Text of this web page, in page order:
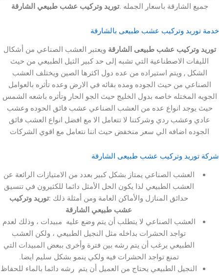
باسعار الجمله . توريد وتركيب عشب طبيعي الشارقة
وتركيب عشب طبيعى بالشارقة
عشب طبيعى الشارقةويعتبر العشب الصناعي من أشكال
الاصطناعية التي تشبه إلى حد كبير الثيل الطبيعي من حيث
, ويتم استيراده من عده دول اكثرها الصين ويختلف العشب
من حيث الجوده ومده بقائه في الارض وعده تأثره بالعوامل
خاصه بدول الخليج حيث الجو الحار وتأثره باشعه الشمس
انواع عده من العشب الصناعي عشب فائق الحوده وعشب
ردي وشركتنا لا تتعامل الا مع افضل انواع العشب فائق
اضافه الي سعر منخفض حيث اننا نتعامل مع اقوي الشركات
وتركيب عشب طبيعى الشارقة
الصناعي يمتاز بشكل كبير بعدد من الامتيازات الرائعة عن
الطبيعي لذا يكون الحل الأمثل دائما للكثيرون في تنسيق
حدائق المنازل والأماكن العامة ومن أمثلة ذلك :توريد وتركيب
عشب طبيعي الشارقة
الصناعي لا يتطلب أن يتم وضع عليه مبيدات ، وذلك لعدم
تواجد الحشرات بداخله مثل النجيل الطبيعي ، ولكن العشب
يرغب أن يتم رشه بين فترة وأخرى ببعض المبيدات التي
تمنع تواجد الحشرات فيه ولكي ينمو بشكل سليم ايضا.
الطبيعي يحتاج من العميل أن يتم رشه دائما بالماء للحفاظ